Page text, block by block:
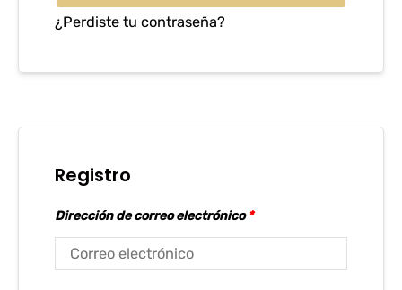
¿Perdiste tu contraseña?
Registro
Dirección de correo electrónico*